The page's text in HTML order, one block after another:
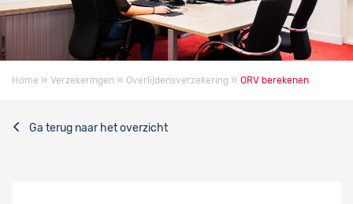
Home » Verzekeringen » Overlijdensverzekering » ORV berekenen
Ga terug naar het overzicht